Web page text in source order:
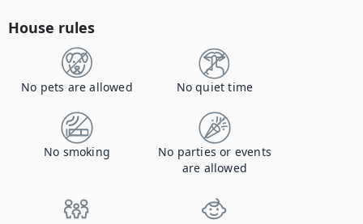
House rules
No pets are allowed No quiet time
No smoking
No parties or events
are allowed